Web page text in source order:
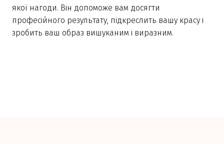
якої нагоди. Він допоможе вам досягти
професійного результату, підкреслить вашу красу і
зробить ваш образ вишуканим і виразним.